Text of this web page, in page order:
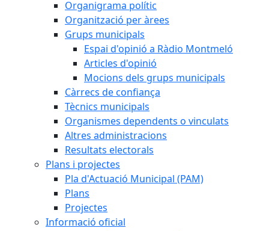
Organigrama polític
Organització per àrees
Grups municipals
Espai d'opinió a Ràdio Montmeló
Articles d'opinió
Mocions dels grups municipals
Càrrecs de confiança
Tècnics municipals
Organismes dependents o vinculats
Altres administracions
Resultats electorals
Plans i projectes
Pla d'Actuació Municipal (PAM)
Plans
Projectes
Informació oficial